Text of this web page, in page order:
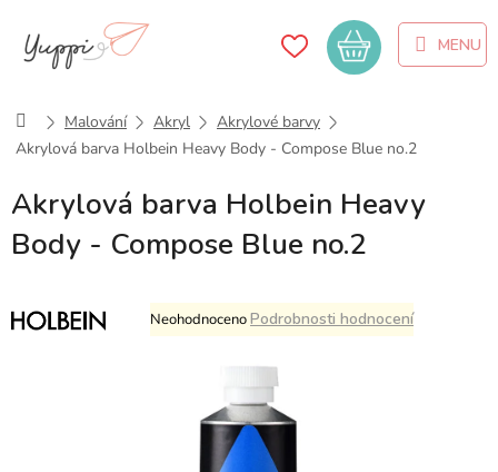
obsah
Nákupní
košík
DomůMalování Akryl
Akrylové barvy
Akrylová barva Holbein Heavy Body - Compose Blue no.2
Akrylová barva Holbein Heavy
Body - Compose Blue no.2
Průměrné
hodnocení
hvězdiček.
NeohodnocenoPodrobnosti hodnocení